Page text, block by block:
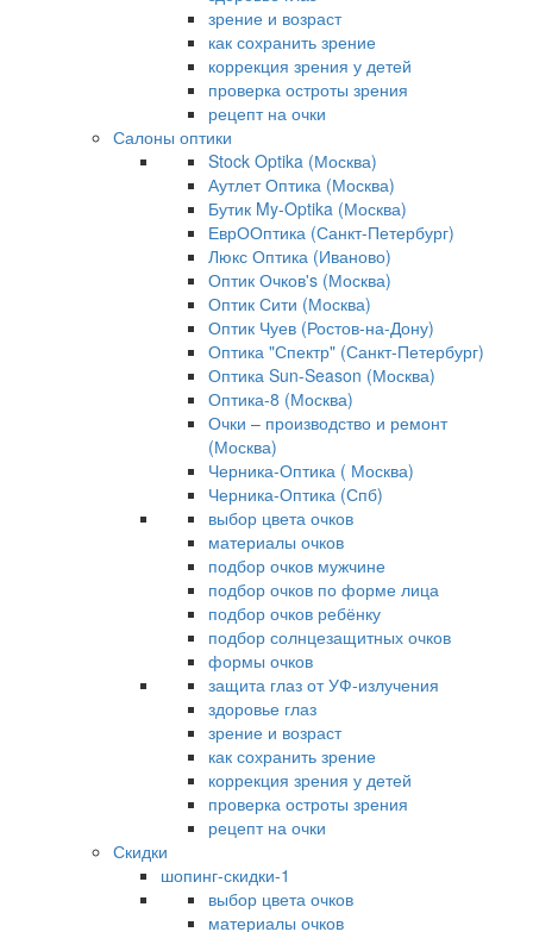
зрение и возраст
как сохранить зрение
коррекция зрения у детей
проверка остроты зрения
рецепт на очки
Салоны оптики
Stock Optika (Москва)
Аутлет Оптика (Москва)
Бутик My-Optika (Москва)
ЕврООптика (Санкт-Петербург)
Люкс Оптика (Иваново)
Оптик Очков's (Москва)
Оптик Сити (Москва)
Оптик Чуев (Ростов-на-Дону)
Оптика "Спектр" (Санкт-Петербург)
Оптика Sun-Season (Москва)
Оптика-8 (Москва)
Очки – производство и ремонт
(Москва)
Черника-Оптика ( Москва)
Черника-Оптика (Спб)
выбор цвета очков
материалы очков
подбор очков мужчине
подбор очков по форме лица
подбор очков ребёнку
подбор солнцезащитных очков
формы очков
защита глаз от УФ-излучения
здоровье глаз
зрение и возраст
как сохранить зрение
коррекция зрения у детей
проверка остроты зрения
рецепт на очки
Скидки
шопинг-скидки-1
выбор цвета очков
материалы очков